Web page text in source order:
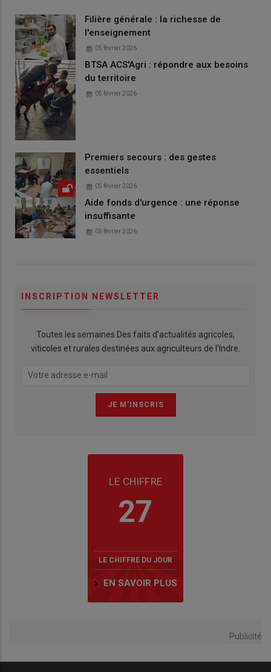
Filière générale : la richesse de
l'enseignement
05 février 2026
BTSA ACS'Agri : répondre aux besoins
du territoire
05 février 2026
Premiers secours : des gestes
essentiels
05 février 2026
Aide fonds d'urgence : une réponse
insuffisante
05 février 2026
INSCRIPTION NEWSLETTER
Toutes les semaines Des faits d'actualités agricoles,
viticoles et rurales destinées aux agriculteurs de l'Indre.
LE CHIFFRE
27
LE CHIFFRE DU JOUR
EN SAVOIR PLUS
Publicité